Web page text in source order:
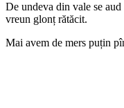
De undeva din vale se
vreun glonț rătăcit.
Mai avem de mers puțin